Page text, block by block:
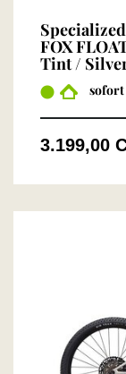
FOX
Tint /
sofort
3.199,00